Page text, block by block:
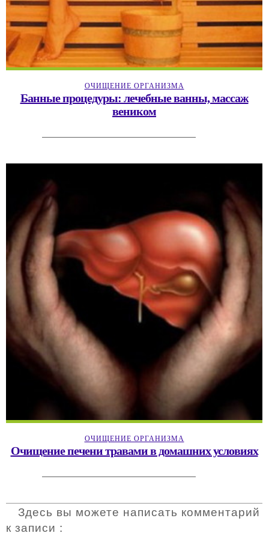
ОЧИЩЕНИЕ ОРГАНИЗМА
Банные процедуры: лечебные ванны, массаж
веником
ОЧИЩЕНИЕ ОРГАНИЗМА
Очищение печени травами в домашних условиях
Здесь вы можете написать комментарий
к записи :